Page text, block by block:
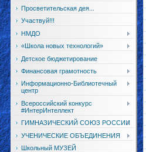
Просветительская дея...
Участвуй!!!
НМДО
«Школа новых технологий»
Детское бюджетирование
Финансовая грамотность
Информационно-Библиотечный
центр
Всероссийский конкурс
#ИнтерИнтеллект
ГИМНАЗИЧЕСКИЙ СОЮЗ РОССИИ
УЧЕНИЧЕСКИЕ ОБЪЕДИНЕНИЯ
Школьный МУЗЕЙ